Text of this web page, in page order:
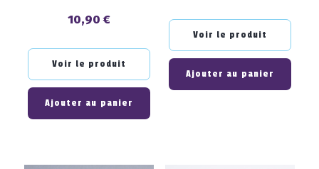
Prix
10,90 €
Voir le produit
Ajouter au panier
Voir le produit
Ajouter au panier